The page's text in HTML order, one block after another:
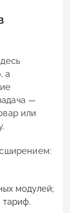
а
—
или
модулей;
тариф.